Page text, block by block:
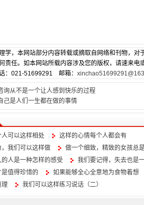
学，本网站部分内容转载或摘取自网络和刊物，
责任。如本网站所载内容涉及您的版权，请速来
：021-51699291 邮箱：
询从不是一个让人感到快乐的过程
己是人们一生都在做的事情
可以这样相处
这样的心情每个人都会有
我们可以这样做
做一个细致，精致的女孩总
人是一种怎样的感受
我们要记得，失去也是
值得珍惜的
如果能够全心全意地为食物着想
理
我们可以这样练习说话（二）